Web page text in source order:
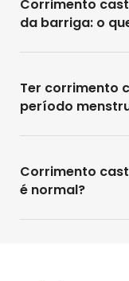
Corrimento
da barriga: o
Ter corrimento
período
Corrimento
é normal?